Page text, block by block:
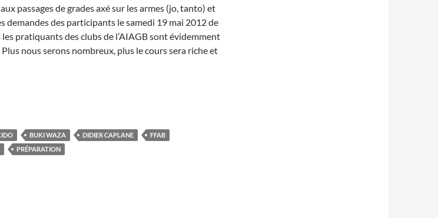
passages de grades axé sur les armes (jo, tanto) et
demandes des participants le samedi 19 mai 2012 de
les pratiquants des clubs de l’AIAGB sont évidemment
nous serons nombreux, plus le cours sera riche et
BUKI WAZA DIDIER CAPLANE
FFAB
PRÉPARATION